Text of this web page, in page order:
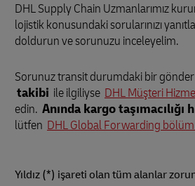
DHL Supply Chain Uzmanlarımız
lojistik konusundaki sorularınızı
doldurun ve sorunuzu inceleyelim.
Sorunuz transit durumdaki bir
takibi ile ilgiliyse DHL Müşteri
edin. Anında kargo taşımacılığı
lütfen DHL Global Forwarding
Yıldız (*) işareti olan tüm alanlar